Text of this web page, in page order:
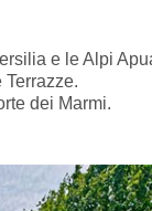
e le Alpi
dei Marmi.